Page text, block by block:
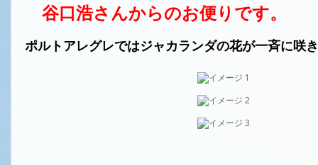
谷口浩さんからのお便りです。
ポルトアレグレではジャカランダの花が一斉に咲